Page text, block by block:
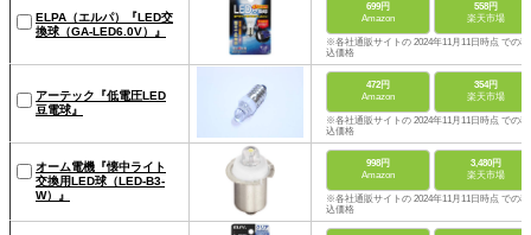
ELPA（エルパ）『LED交
換球（GA-LED6.0V）』
699円
Amazon
558円
楽天市場
※各社通販サイトの 2024年11月11日時点 での税
込価格
アーテック『低電圧LED
豆電球』
472円
Amazon
354円
楽天市場
※各社通販サイトの 2024年11月11日時点 での税
込価格
オーム電機『懐中ライト
交換用LED球（LED-B3-
W）』
998円
Amazon
3,480円
楽天市場
※各社通販サイトの 2024年11月11日時点 での税
込価格